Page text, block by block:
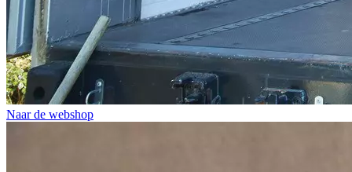
Naar de webshop